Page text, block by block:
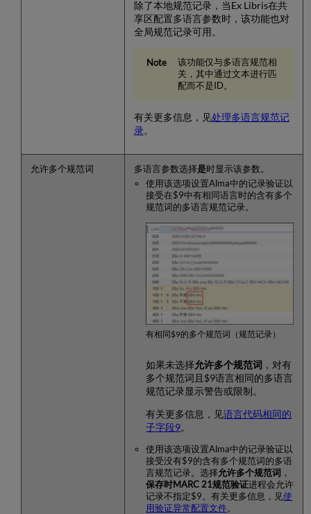
没
有
除了本地规范记录，当Ex Libris在共
享区配置多语言参数时，该功能也对
全局规范记录可用。
该功能仅与多语言规范相
关，其中通过文本进行匹
配而不是ID。
有关更多信息，见处理多语言规范记
录。
允许多个规范词 多语言参数选择是时显示该参数。
使用该选项设置Alma中的记录验证以
接受在$9中有相同语言时的含有多个
规范词的多语言规范记录。
有相同$9的多个规范词（规范记录）
如果未选择允许多个规范词 ，对有
多个规范词且$9语言相同的多语言
规范记录显示警告或限制。
有关更多信息，见语言代码相同的
子字段9。
使用该选项设置Alma中的记录验证以
接受没有$9的含有多个规范词的多语
言规范记录。选择允许多个规范词 ，
保存时MARC 21规范验证进程会允许
记录不指定$9。有关更多信息，见使
用验证异常配置文件。